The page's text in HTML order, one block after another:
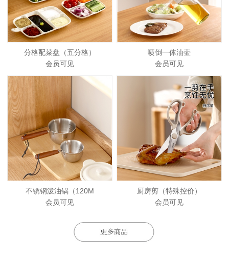
分格配菜盘（五分格）
会员可见
喷倒一体油壶
会员可见
不锈钢泼油锅（120M
会员可见
厨房剪（特殊控价）
会员可见